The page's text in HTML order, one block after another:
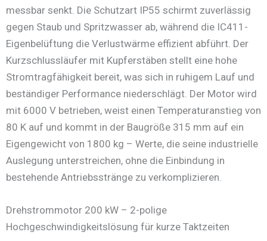
messbar senkt. Die Schutzart IP55 schirmt zuverlässig
gegen Staub und Spritzwasser ab, während die IC411-
Eigenbelüftung die Verlustwärme effizient abführt. Der
Kurzschlussläufer mit Kupferstäben stellt eine hohe
Stromtragfähigkeit bereit, was sich in ruhigem Lauf und
beständiger Performance niederschlägt. Der Motor wird
mit 6000 V betrieben, weist einen Temperaturanstieg von
80 K auf und kommt in der Baugröße 315 mm auf ein
Eigengewicht von 1800 kg – Werte, die seine industrielle
Auslegung unterstreichen, ohne die Einbindung in
bestehende Antriebsstränge zu verkomplizieren.
Drehstrommotor 200 kW – 2-polige
Hochgeschwindigkeitslösung für kurze Taktzeiten